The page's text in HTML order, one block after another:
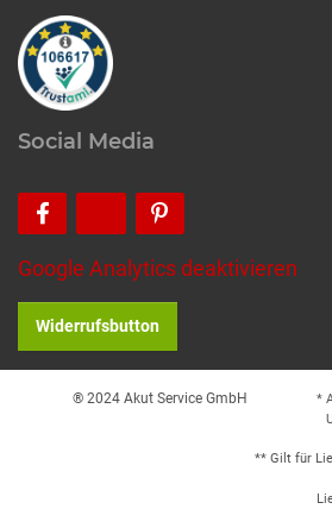
Social Media
Google Analytics deaktivieren
Widerrufsbutton
® 2024 Akut Service GmbH
*
** Gilt für